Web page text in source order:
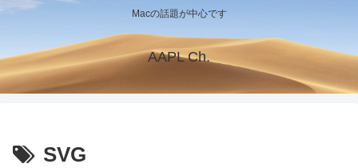
Macの話題が中心です
AAPL Ch.
SVG